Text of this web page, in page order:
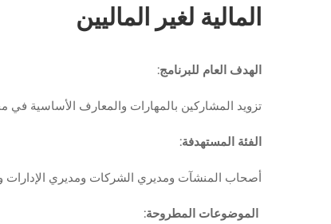
المالية لغير الماليين
الهدف العام للبرنامج:
تزويد المشاركين بالمهارات والمعارف الأساسية في
الفئة المستهدفة:
أصحاب المنشآت ومديري الشركات ومديري
الموضوعات المطروحة: